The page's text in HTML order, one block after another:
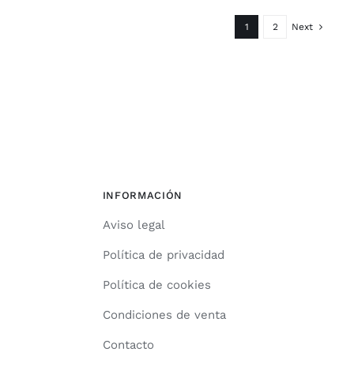
1 2 Next
INFORMACIÓN
Aviso legal
Política de privacidad
Política de cookies
Condiciones de venta
Contacto